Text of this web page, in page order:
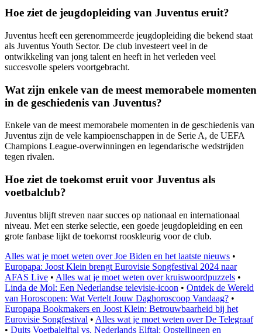
Hoe ziet de jeugdopleiding van Juventus eruit?
Juventus heeft een gerenommeerde jeugdopleiding die bekend staat
als Juventus Youth Sector. De club investeert veel in de
ontwikkeling van jong talent en heeft in het verleden veel
succesvolle spelers voortgebracht.
Wat zijn enkele van de meest memorabele momenten
in de geschiedenis van Juventus?
Enkele van de meest memorabele momenten in de geschiedenis van
Juventus zijn de vele kampioenschappen in de Serie A, de UEFA
Champions League-overwinningen en legendarische wedstrijden
tegen rivalen.
Hoe ziet de toekomst eruit voor Juventus als
voetbalclub?
Juventus blijft streven naar succes op nationaal en internationaal
niveau. Met een sterke selectie, een goede jeugdopleiding en een
grote fanbase lijkt de toekomst rooskleurig voor de club.
Alles wat je moet weten over Joe Biden en het laatste nieuws •
Europapa: Joost Klein brengt Eurovisie Songfestival 2024 naar
AFAS Live • Alles wat je moet weten over kruiswoordpuzzels •
Linda de Mol: Een Nederlandse televisie-icoon • Ontdek de Wereld
van Horoscopen: Wat Vertelt Jouw Daghoroscoop Vandaag? •
Europapa Bookmakers en Joost Klein: Betrouwbaarheid bij het
Eurovisie Songfestival • Alles wat je moet weten over De Telegraaf
• Duits Voetbalelftal vs. Nederlands Elftal: Opstellingen en